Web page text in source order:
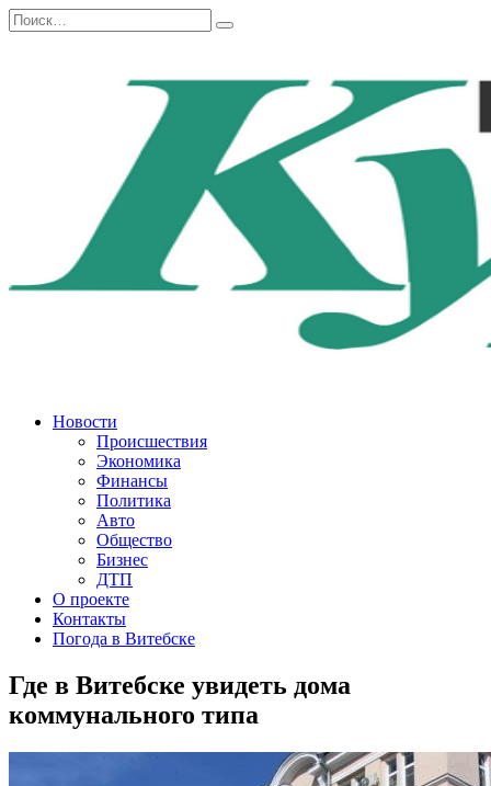
Перейти
к
Search
for:
Новости
Происшествия
Экономика
Финансы
Политика
Авто
Общество
Бизнес
ДТП
О проекте
Контакты
Погода в Витебске
Где в Витебске увидеть дома
коммунального типа